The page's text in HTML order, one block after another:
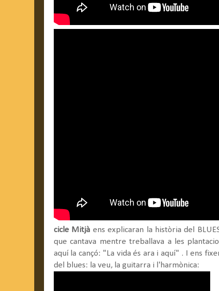
cicle Mitjà ens explicaran la història del
que cantava mentre treballava a les
aquí la cançó: "La vida és ara i aquí" . I ens
del blues: la veu, la guitarra i l'harmònica: